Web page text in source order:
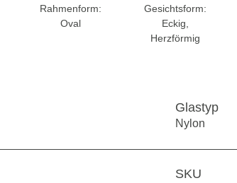
Rahmenform:
Oval
Gesichtsform:
Eckig,
Herzförmig
Glastyp
Nylon
SKU